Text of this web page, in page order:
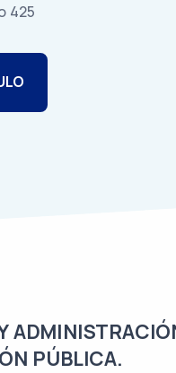
425
PÚBLICA.